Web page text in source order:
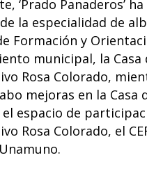
‘Prado Panaderos’
la especialidad de
Formación y
municipal, la Casa
Rosa Colorado,
mejoras en la
espacio de
Rosa Colorado, el